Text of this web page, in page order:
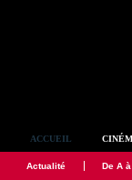
ACCUEIL
Actualité De A